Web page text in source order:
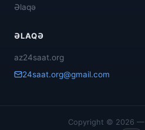
Əlaqə
ƏLAQƏ
az24saat.org
24saat.org@gmail.com
Copyright © 2026 —